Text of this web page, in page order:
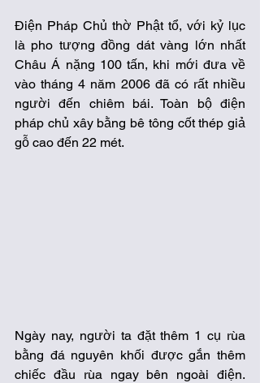
Điện Pháp Chủ thờ Phật tổ, với kỷ lục
là pho tượng đồng dát vàng lớn nhất
Châu Á nặng 100 tấn, khi mới đưa về
vào tháng 4 năm 2006 đã có rất nhiều
người đến chiêm bái. Toàn bộ điện
pháp chủ xây bằng bê tông cốt thép giả
gỗ cao đến 22 mét.
Ngày nay, người ta đặt thêm 1 cụ rùa
bằng đá nguyên khối được gắn thêm
chiếc đầu rùa ngay bên ngoài điện.